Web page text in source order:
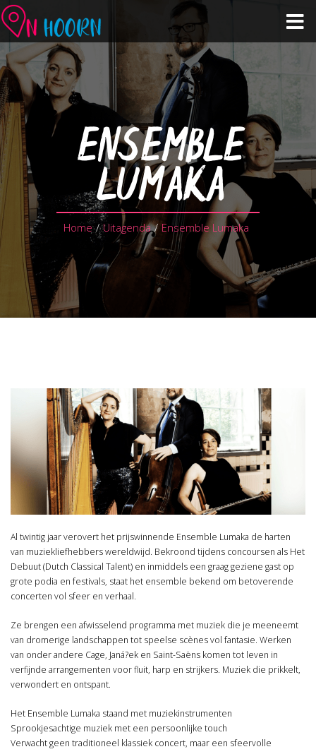
Agenda
Zien & Doen
Winkelen & Horeca
Over Hoorn
Plan je bezoek
ENSEMBLE
LUMAKA
Home / Uitagenda / Ensemble Lumaka
Al twintig jaar verovert het prijswinnende Ensemble Lumaka de harten
van muziekliefhebbers wereldwijd. Bekroond tijdens concoursen als Het
Debuut (Dutch Classical Talent) en inmiddels een graag geziene gast op
grote podia en festivals, staat het ensemble bekend om betoverende
concerten vol sfeer en verhaal.
Ze brengen een afwisselend programma met muziek die je meeneemt
van dromerige landschappen tot speelse scènes vol fantasie. Werken
van onder andere Cage, Janá?ek en Saint-Saëns komen tot leven in
verfijnde arrangementen voor fluit, harp en strijkers. Muziek die prikkelt,
verwondert en ontspant.
Het Ensemble Lumaka staand met muziekinstrumenten
Sprookjesachtige muziek met een persoonlijke touch
Verwacht geen traditioneel klassiek concert, maar een sfeervolle